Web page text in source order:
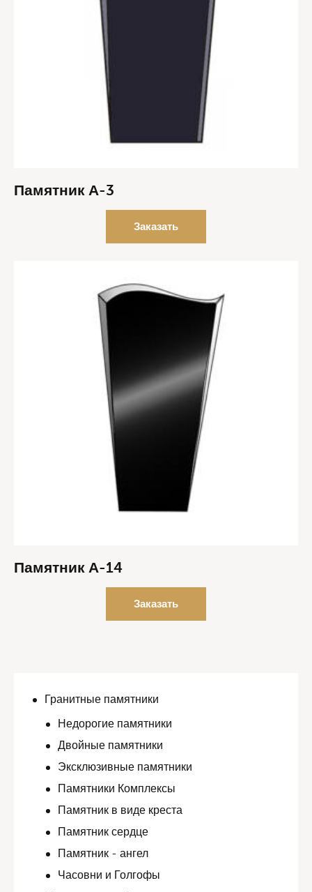
Памятник А-3
Заказать
Памятник А-14
Заказать
Гранитные памятники
Недорогие памятники
Двойные памятники
Эксклюзивные памятники
Памятники Комплексы
Памятник в виде креста
Памятник сердце
Памятник - ангел
Часовни и Голгофы